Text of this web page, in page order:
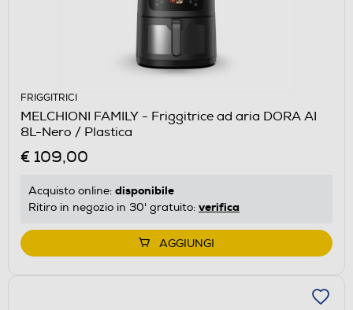
FRIGGITRICI
MELCHIONI FAMILY - Friggitrice ad aria DORA AI
8L-Nero / Plastica
€ 109,00
Acquisto online: disponibile
Ritiro in negozio in 30' gratuito: verifica
AGGIUNGI